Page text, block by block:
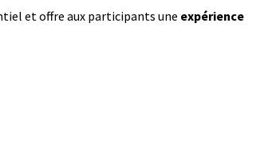
et offre aux participants une expérience